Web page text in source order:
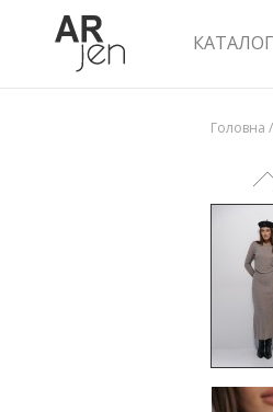
КАТАЛОГ
Головна /